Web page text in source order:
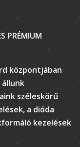
PRÉMIUM
központjában
széleskörű
a dióda
kezelések